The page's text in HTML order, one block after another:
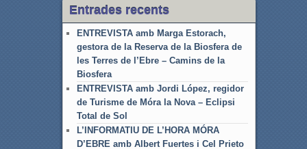
Entrades recents
ENTREVISTA amb Marga Estorach,
gestora de la Reserva de la Biosfera de
les Terres de l’Ebre – Camins de la
Biosfera
ENTREVISTA amb Jordi López, regidor
de Turisme de Móra la Nova – Eclipsi
Total de Sol
L’INFORMATIU DE L’HORA MÓRA
D’EBRE amb Albert Fuertes i Cel Prieto